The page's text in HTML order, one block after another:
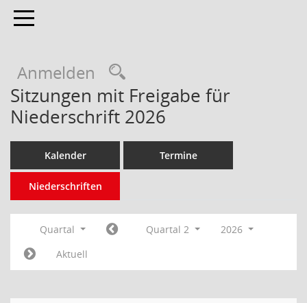
Toggle navigation
Anmelden
Sitzungen mit Freigabe für
Niederschrift 2026
Kalender Termine
Niederschriften
Quartal Quartal 2
2026
Aktuell